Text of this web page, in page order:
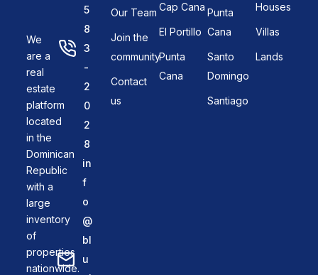
We
are a
real
estate
platform
located
in the
Dominican
Republic
with a
large
inventory
of
properties
nationwide.
5
8
3
-
2
0
2
8
in
f
o
@
bl
u
Our Team
Join the
community
Contact
us
Cap Cana
El Portillo
Punta
Cana
Punta
Cana
Santo
Domingo
Santiago
Houses
Villas
Lands